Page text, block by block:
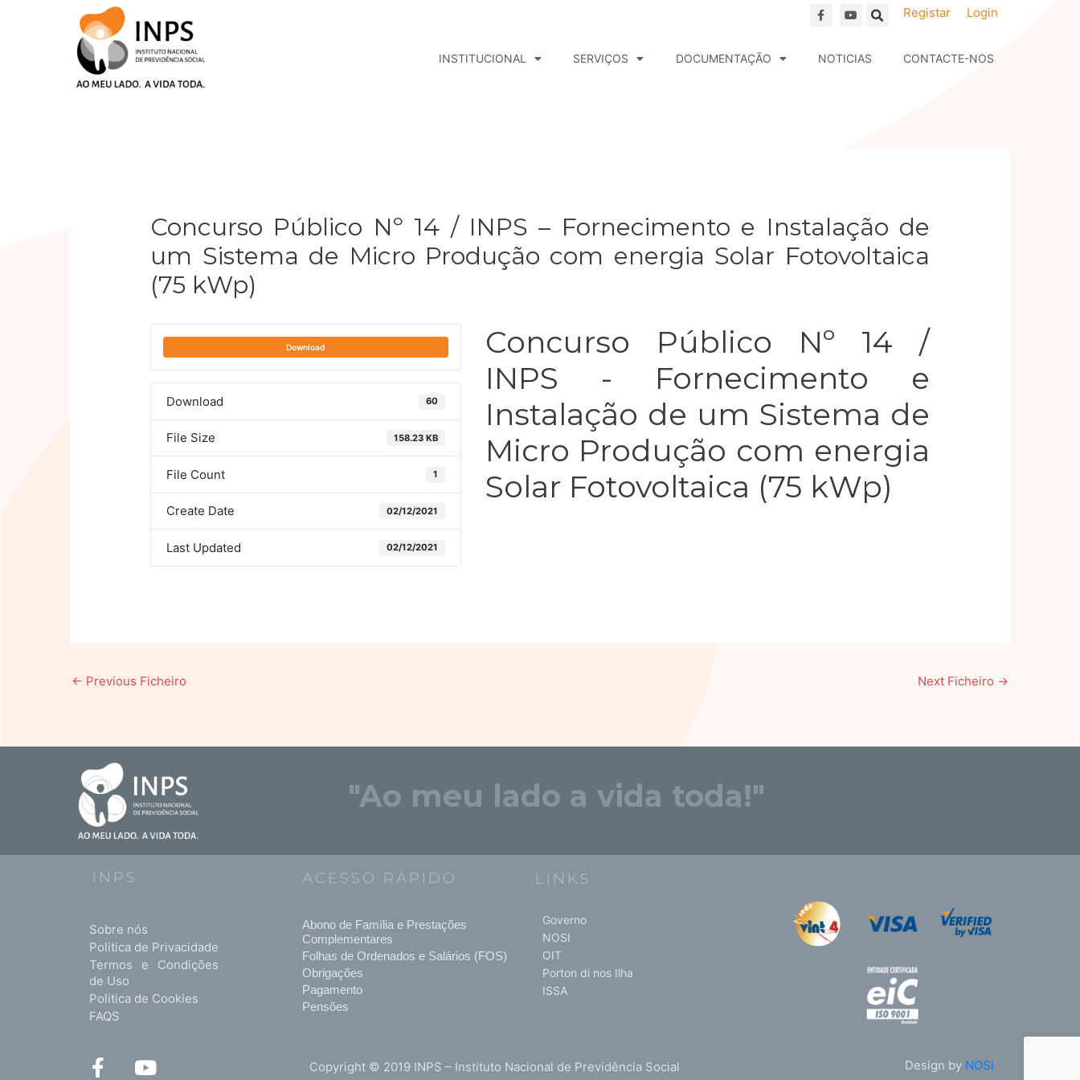
F
a
b
o
Y
o
u
b
Registar Login
INSTITUCIONAL SERVIÇOS DOCUMENTAÇÃO NOTICIAS CONTACTE-NOS
Concurso Público Nº 14 / INPS – Fornecimento e Instalação de
um Sistema de Micro Produção com energia Solar Fotovoltaica
(75 kWp)
Download
Download 60
File Size 158.23 KB
File Count 1
Create Date 02/12/2021
Last Updated 02/12/2021
Concurso Público Nº 14 /
INPS - Fornecimento e
Instalação de um Sistema de
Micro Produção com energia
Solar Fotovoltaica (75 kWp)
← Previous Ficheiro Next Ficheiro →
"Ao meu lado a vida toda!"
INPS
Sobre nós
Politica de Privacidade
Termos e Condições
de Uso
Politica de Cookies
FAQS
ACESSO RÁPIDO
Abono de Família e Prestações
Complementares
Folhas de Ordenados e Salários (FOS)
Obrigações
Pagamento
Pensões
LINKS
Governo
NOSI
OIT
Porton di nos Ilha
ISSA
F
Y
Copyright © 2019 INPS – Instituto Nacional de Previdência Social Design by NOSi